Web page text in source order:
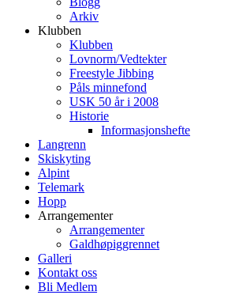
Arkiv
Klubben
Klubben
Lovnorm/Vedtekter
Freestyle Jibbing
Påls minnefond
USK 50 år i 2008
Historie
Informasjonshefte
Langrenn
Skiskyting
Alpint
Telemark
Hopp
Arrangementer
Arrangementer
Galdhøpiggrennet
Galleri
Kontakt oss
Bli Medlem